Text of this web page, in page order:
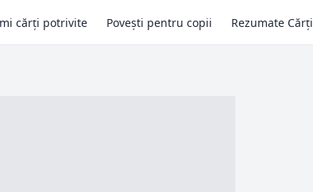
cărți potrivite Povești pentru copii Rezumate Cărți